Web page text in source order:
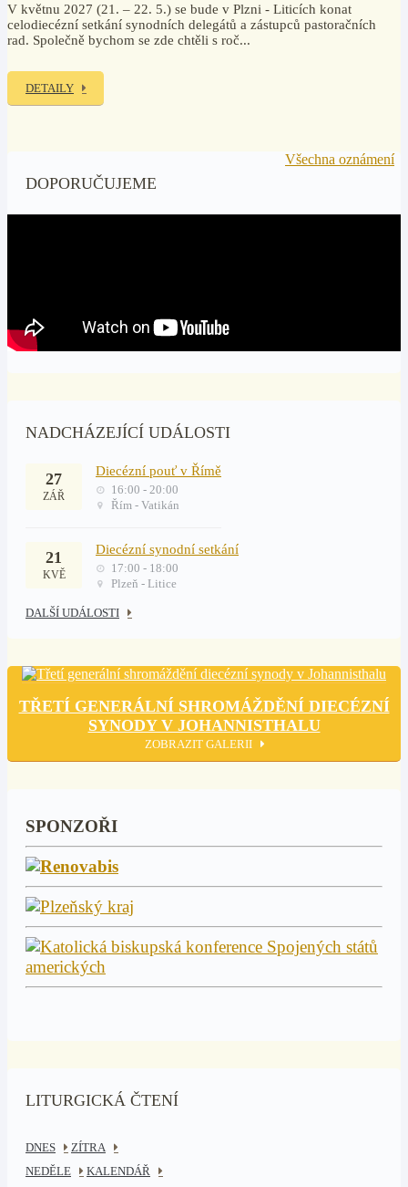
V květnu 2027 (21. – 22. 5.) se bude v Plzni - Liticích konat
celodiecézní setkání synodních delegátů a zástupců pastoračních
rad. Společně bychom se zde chtěli s roč...
DETAILY
Všechna oznámení
DOPORUČUJEME
NADCHÁZEJÍCÍ UDÁLOSTI
27
ZÁŘ
Diecézní pouť v Římě
16:00 - 20:00
Řím - Vatikán
21
KVĚ
Diecézní synodní setkání
17:00 - 18:00
Plzeň - Litice
DALŠÍ UDÁLOSTI
TŘETÍ GENERÁLNÍ SHROMÁŽDĚNÍ DIECÉZNÍ
SYNODY V JOHANNISTHALU
ZOBRAZIT GALERII
SPONZOŘI
LITURGICKÁ ČTENÍ
DNES
ZÍTRA
NEDĚLE
KALENDÁŘ